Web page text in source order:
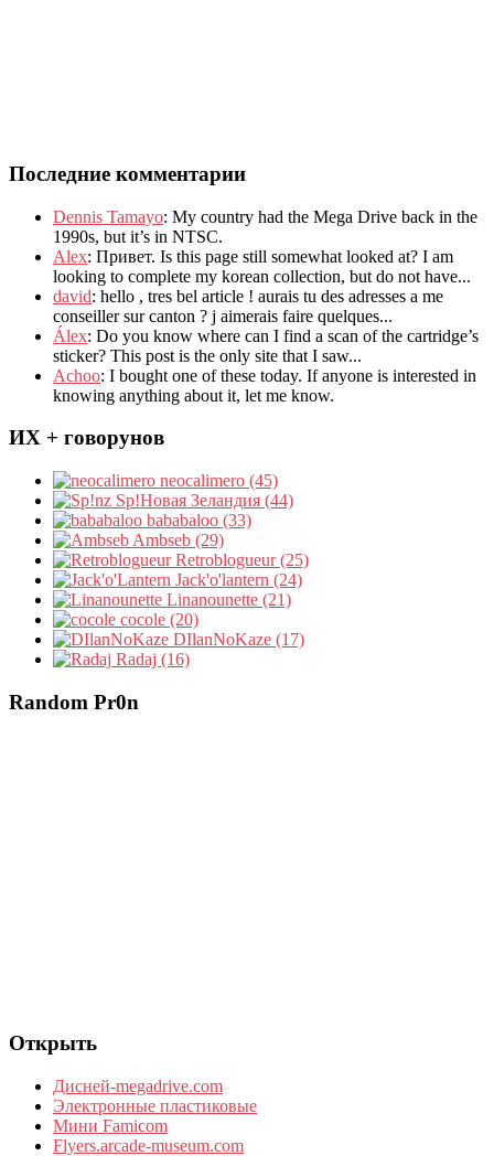
Последние комментарии
Dennis Tamayo: My country had the Mega Drive back in the
1990s, but it’s in NTSC.
Alex: Привет. Is this page still somewhat looked at? I am
looking to complete my korean collection, but do not have...
david: hello , tres bel article ! aurais tu des adresses a me
conseiller sur canton ? j aimerais faire quelques...
Álex: Do you know where can I find a scan of the cartridge’s
sticker? This post is the only site that I saw...
Achoo: I bought one of these today. If anyone is interested in
knowing anything about it, let me know.
ИХ + говорунов
neocalimero (45)
Sp!Новая Зеландия (44)
bababaloo (33)
Ambseb (29)
Retroblogueur (25)
Jack'o'lantern (24)
Linanounette (21)
cocole (20)
DIlanNoKaze (17)
Radaj (16)
Random Pr0n
Открыть
Дисней-megadrive.com
Электронные пластиковые
Мини Famicom
Flyers.arcade-museum.com